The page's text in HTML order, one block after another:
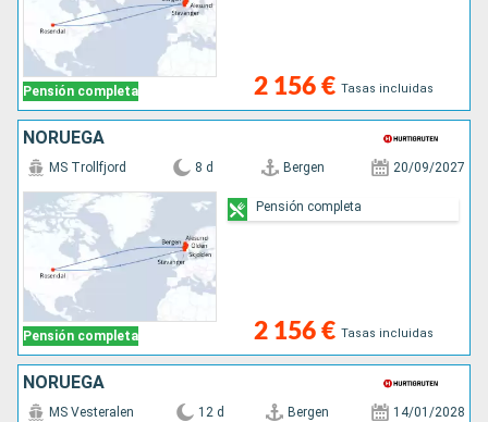
Pensión completa 2 156 € Tasas incluidas
NORUEGA
Pensión completa
MS Trollfjord 8 d Bergen 20/09/2027
2 156 € Tasas incluidas
Pensión completa
NORUEGA
MS Vesteralen 12 d Bergen 14/01/2028